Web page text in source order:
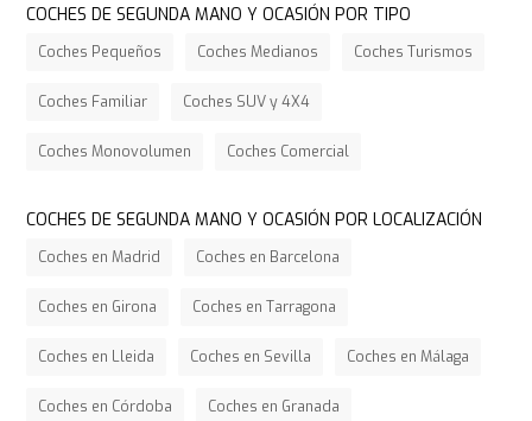
COCHES DE SEGUNDA MANO Y OCASIÓN POR TIPO
Coches Pequeños Coches Medianos Coches Turismos
Coches Familiar Coches SUV y 4X4
Coches Monovolumen Coches Comercial
COCHES DE SEGUNDA MANO Y OCASIÓN POR LOCALIZACIÓN
Coches en Madrid Coches en Barcelona
Coches en Girona Coches en Tarragona
Coches en Lleida Coches en Sevilla Coches en Málaga
Coches en Córdoba Coches en Granada